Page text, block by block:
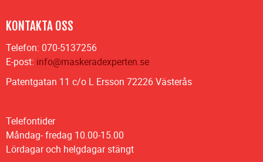
KONTAKTA OSS
Telefon: 070-5137256
E-post: info@maskeradexperten.se
Patentgatan 11 c/o L Ersson 72226 Västerås
Telefontider
Måndag- fredag 10.00-15.00
Lördagar och helgdagar stängt